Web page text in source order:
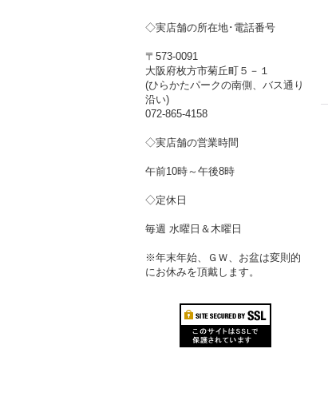
◇実店舗の所在地･電話番号
〒573-0091
大阪府枚方市菊丘町５－１
(ひらかたパークの南側、バス通り
沿い)
072-865-4158
◇実店舗の営業時間
午前10時～午後8時
◇定休日
毎週 水曜日＆木曜日
※年末年始、ＧＷ、お盆は変則的
にお休みを頂戴します。